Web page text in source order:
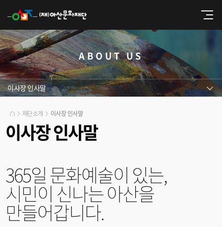
ABOUT US
이사장 인사말
재단소개 이사장 인사말
이사장 인사말
365일 문화예술이 있는,
시민이 신나는 아산을
만들어갑니다.